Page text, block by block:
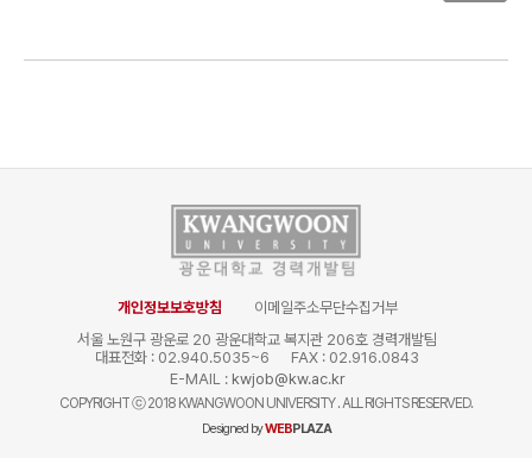
개인정보보호방침
이메일주소무단수집거부
서울 노원구 광운로 20 광운대학교 복지관 206호 경력개발팀
대표전화 : 02.940.5035~6
FAX : 02.916.0843
E-MAIL : kwjob@kw.ac.kr
COPYRIGHTⓒ2018 KWANGWOON UNIVERSITY . ALL RIGHTS RESERVED.
Designed byWEBPLAZA